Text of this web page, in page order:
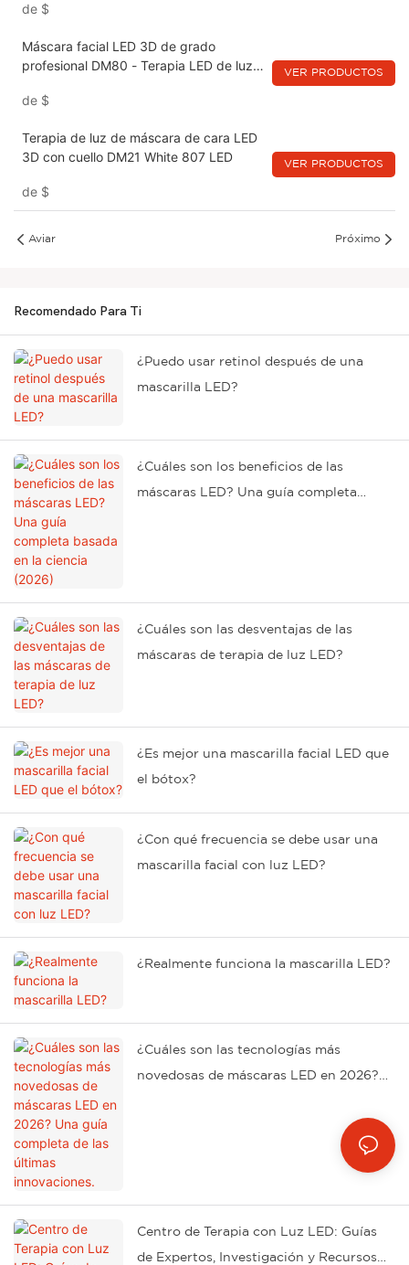
de $
Máscara facial LED 3D de grado
profesional DM80 - Terapia LED de luz
de $
VER PRODUCTOS
Terapia de luz de máscara de cara LED
3D con cuello DM21 White 807 LED
de $
VER PRODUCTOS
Aviar Próximo
Recomendado Para Ti
¿Puedo usar retinol después de una
mascarilla LED?
¿Cuáles son los beneficios de las
máscaras LED? Una guía completa
¿Cuáles son las desventajas de las
máscaras de terapia de luz LED?
¿Es mejor una mascarilla facial LED que
el bótox?
¿Con qué frecuencia se debe usar una
mascarilla facial con luz LED?
¿Realmente funciona la mascarilla LED?
¿Cuáles son las tecnologías más
novedosas de máscaras LED en 2026?
Centro de Terapia con Luz LED: Guías
de Expertos, Investigación y Recursos